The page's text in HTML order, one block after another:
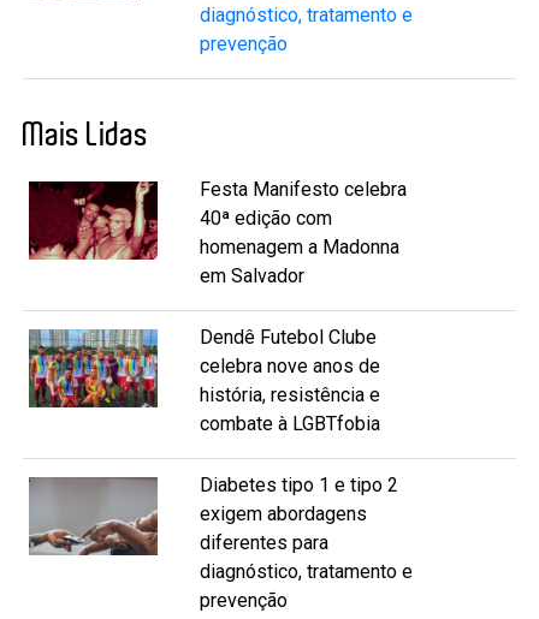
diagnóstico, tratamento e
prevenção
Mais Lidas
Festa Manifesto celebra
40ª edição com
homenagem a Madonna
em Salvador
Dendê Futebol Clube
celebra nove anos de
história, resistência e
combate à LGBTfobia
Diabetes tipo 1 e tipo 2
exigem abordagens
diferentes para
diagnóstico, tratamento e
prevenção